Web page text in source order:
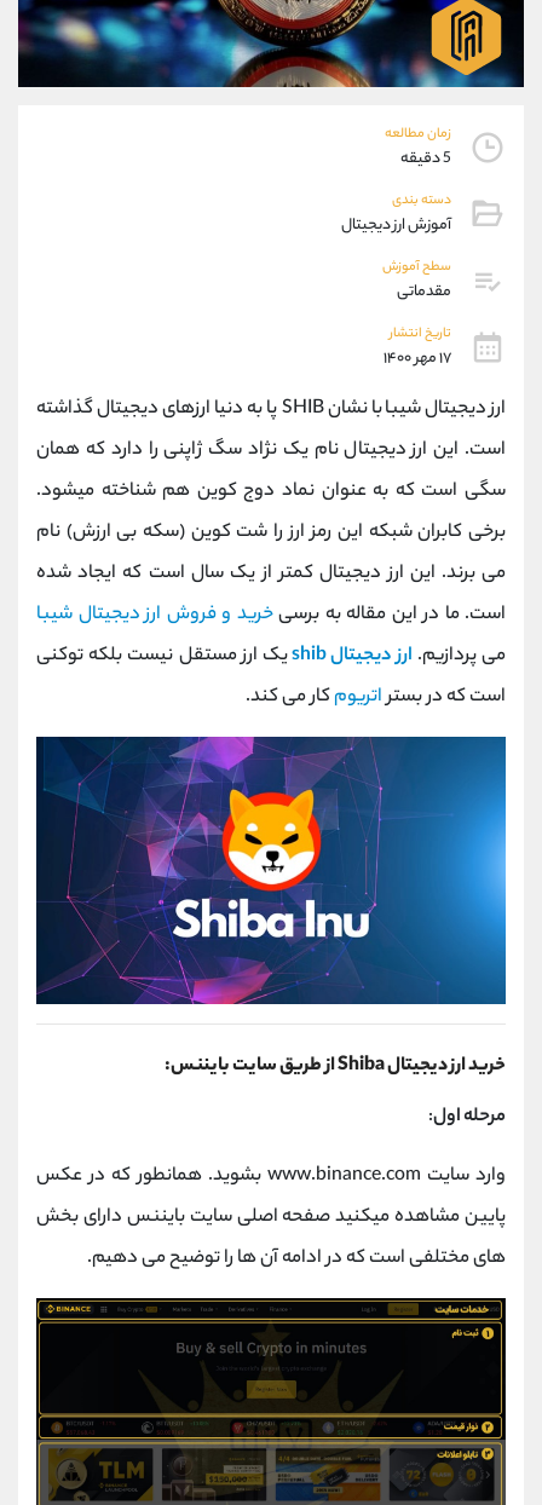
زمان مطالعه
5 دقیقه
دسته بندی
آموزش ارز دیجیتال
سطح آموزش
مقدماتی
تاریخ انتشار
۱۷ مهر ۱۴۰۰
ارز دیجیتال شیبا
با نشان SHIB پا به دنیا ارزهای دیجیتال گذاشته
است. این ارز دیجیتال نام یک نژاد سگ ژاپنی را دارد که همان
سگی است که به عنوان نماد دوج کوین هم شناخته میشود.
برخی کابران شبکه این رمز ارز را شت کوین (سکه بی ارزش) نام
می برند. این ارز دیجیتال کمتر از یک سال است که ایجاد شده
است. ما در این مقاله به برسیخرید و فروش ارز دیجیتال شیبا
می پردازیم. ارز دیجیتال shib
یک ارز مستقل نیست بلکه توکنی
است که در بستراتریومکار می کند.
خرید ارز دیجیتال Shiba از طریق سایت بایننس:
مرحله اول:
وارد سایت www.binance.com بشوید. همانطور که در عکس
پایین مشاهده میکنید صفحه اصلی سایت بایننس دارای بخش
های مختلفی است که در ادامه آن ها را توضیح می دهیم.
09101364784
واتساپ شروع گفتگو
تلگرام @Armteam_admin_104
پشتیبان فروش
موبایل
واتساپ
داخلی
اطلاعات تماس (دفتر فروش)
تلفن 021-22021030
بدون پیش شماره 90001030
اینستاگرام @alireza.mehrabii
کانال تلگرام @alirezamehrabi_com